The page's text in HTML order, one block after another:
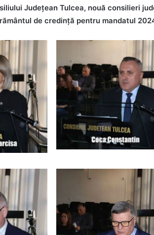
Județean Tulcea, nouă consilieri
de credință pentru mandatul